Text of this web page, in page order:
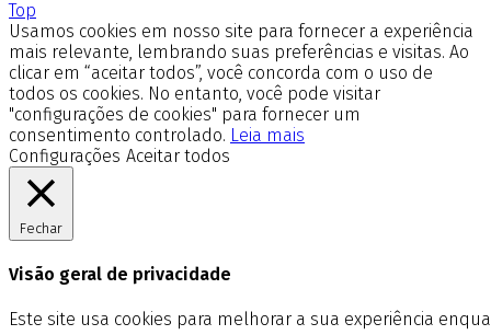
Top
Usamos cookies em nosso site para fornecer a experiência
mais relevante, lembrando suas preferências e visitas. Ao
clicar em “aceitar todos”, você concorda com o uso de
todos os cookies. No entanto, você pode visitar
"configurações de cookies" para fornecer um
consentimento controlado. Leia mais
Configurações Aceitar todos
Fechar
Visão geral de privacidade
Este site usa cookies para melhorar a sua experiência